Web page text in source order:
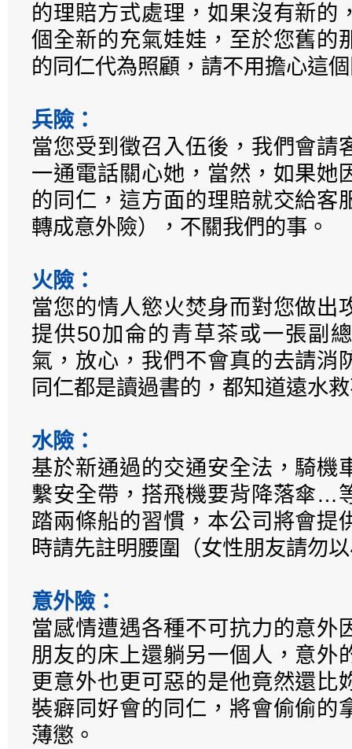
的理賠方式處理，如果沒有新的
個全新的充氣娃娃，至於您舊的
的同仁代為照顧，請不用擔心這
兵險：
當您受到徵召入伍後，我們會請
一通電話關心她，當然，如果她
的同仁，這方面的理賠就交給客
轉成意外險），不關我們的事。
火險：
當您的情人慾火焚身而對您做出
提供50加侖的青草茶或一張副
氣，放心，我們不會真的去請消
同仁都是讀過書的，都知道遠水
水險：
基於新通過的交通安全法，騎機
繫安全帶，搭飛機要背降落傘…
踏兩條船的習慣，本公司將會提
時請先註明腰圍（女性朋友請勿
意外險：
當感情遭遇各種不可抗力的意外
朋友的床上還躺另一個人，意外
更意外也更可惡的是他竟然還比
裝癖同好會的同仁，將會偷偷的
薄懲。